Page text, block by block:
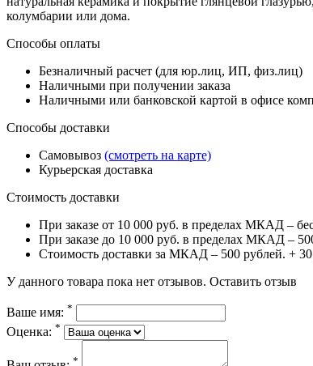
колумбарии или дома.
Способы оплаты
Безналичный расчет (для юр.лиц, ИП, физ.лиц)
Наличными при получении заказа
Наличными или банковской картой в офисе
Способы доставки
Самовывоз (смотреть на карте)
Курьерская доставка
Стоимость доставки
При заказе от 10 000 руб. в пределах МКАД –
При заказе до 10 000 руб. в пределах МКАД –
Стоимость доставки за МКАД – 500 рублей. +
У данного товара пока нет отзывов. Оставить отзыв
Ваше имя: *
Оценка: *
*